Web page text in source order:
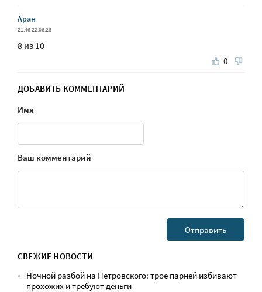
Аран
21:46 22.06.26
8 из 10
0
ДОБАВИТЬ КОММЕНТАРИЙ
Имя
Ваш комментарий
СВЕЖИЕ НОВОСТИ
Ночной разбой на Петровского: трое парней избивают
прохожих и требуют деньги